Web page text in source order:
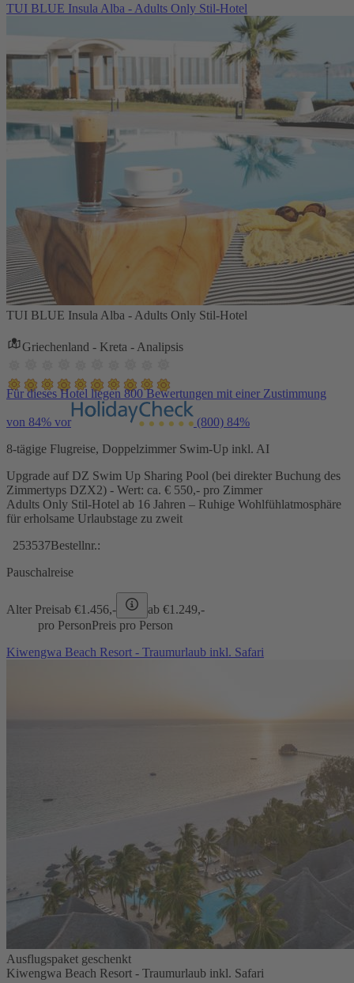
TUI BLUE Insula Alba - Adults Only Stil-Hotel
TUI BLUE Insula Alba - Adults Only Stil-Hotel
Griechenland - Kreta - Analipsis
Für dieses Hotel liegen 800 Bewertungen mit einer Zustimmung
von 84% vor (800) 84%
8-tägige Flugreise, Doppelzimmer Swim-Up inkl. AI
Upgrade auf DZ Swim Up Sharing Pool (bei direkter Buchung des
Zimmertyps DZX2) - Wert: ca. € 550,- pro Zimmer
Adults Only Stil-Hotel ab 16 Jahren – Ruhige Wohlfühlatmosphäre
für erholsame Urlaubstage zu zweit
253537Bestellnr.:
Pauschalreise
Alter Preisab €1.456,- ab €1.249,-
pro PersonPreis pro Person
Kiwengwa Beach Resort - Traumurlaub inkl. Safari
Ausflugspaket geschenkt
Kiwengwa Beach Resort - Traumurlaub inkl. Safari